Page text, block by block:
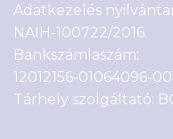
Adatkezelés
NAIH-100722/2016.
Bankszámlaszám:
12012156-01064096-
Tárhely szolgáltató: